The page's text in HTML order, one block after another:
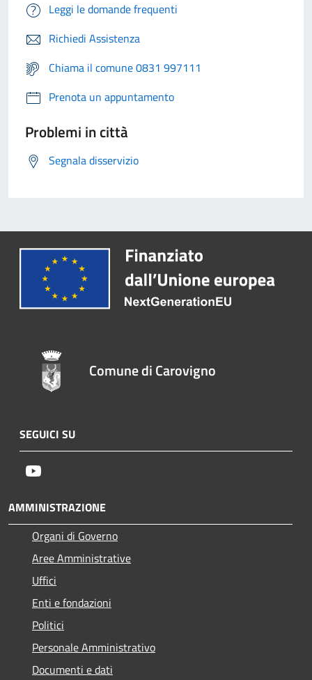
Leggi le domande frequenti
Richiedi Assistenza
Chiama il comune 0831 997111
Prenota un appuntamento
Problemi in città
Segnala disservizio
Comune di Carovigno
SEGUICI SU
AMMINISTRAZIONE
Organi di Governo
Aree Amministrative
Uffici
Enti e fondazioni
Politici
Personale Amministrativo
Documenti e dati